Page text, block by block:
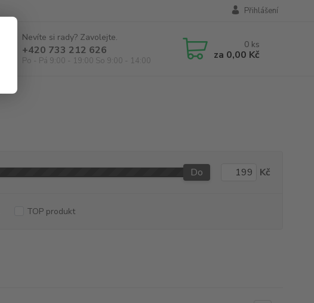
Přihlášení
Nevíte si rady? Zavolejte.
+420 733 212 626
Po - Pá 9:00 - 19:00 So 9:00 - 14:00
0 ks
za 0,00 Kč
Do Kč
TOP produkt